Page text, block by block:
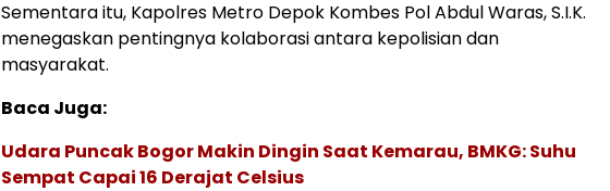
Sementara itu, Kapolres Metro Depok Kombes Pol Abdul Waras, S.I.K.
menegaskan pentingnya kolaborasi antara kepolisian dan
masyarakat.
Baca Juga:
Udara Puncak Bogor Makin Dingin Saat Kemarau, BMKG: Suhu
Sempat Capai 16 Derajat Celsius